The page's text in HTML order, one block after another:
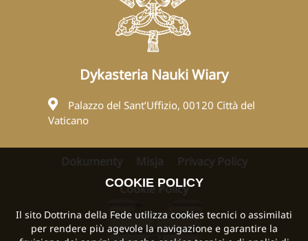
Dykasteria Nauki Wiary
Palazzo del Sant’Uffizio, 00120 Città del
Vaticano
Dokumenty Misja
Privacy Policy
Cookie Policy
COOKIE POLICY
Il sito Dottrina della Fede utilizza cookies tecnici o assimilati
per rendere più agevole la navigazione e garantire la